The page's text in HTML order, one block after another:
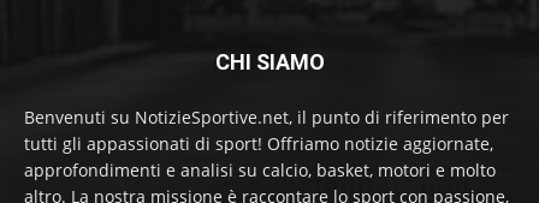
CHI SIAMO
Benvenuti su NotizieSportive.net, il punto di riferimento per
tutti gli appassionati di sport! Offriamo notizie aggiornate,
approfondimenti e analisi su calcio, basket, motori e molto
altro. La nostra missione è raccontare lo sport con passione,